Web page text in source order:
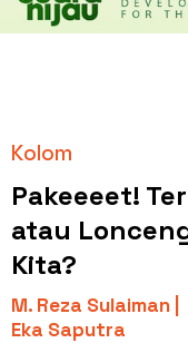
Kolom
Pakeeeet!
atau
Kita?
M. Reza Sulaiman |
Eka Saputra